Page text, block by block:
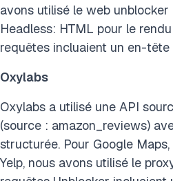
avons utilisé le web
Headless: HTML pour le
requêtes incluaient un en-
Oxylabs
Oxylabs a utilisé une API
(source : amazon_reviews)
structurée. Pour Google
Yelp, nous avons utilisé le